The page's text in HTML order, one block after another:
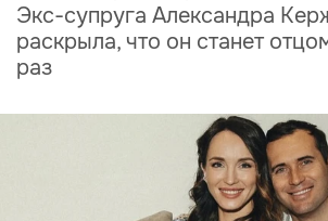
Экс-супруга Александра
раскрыла, что он станет
раз